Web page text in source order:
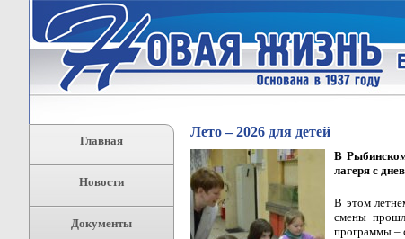
Главная
Новости
Документы
Лето – 2026 для детей
В
лагеря с
В этом
смены
программы –